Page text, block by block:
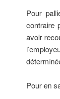
Pour
contraire
avoir
Pour en